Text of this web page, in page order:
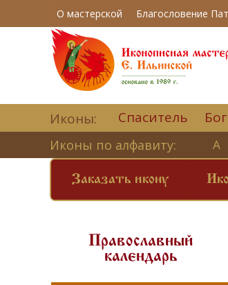
О мастерской Благословение
Иконы: Спаситель
Иконы по алфавиту: А
Заказать икону
Православный
календарь